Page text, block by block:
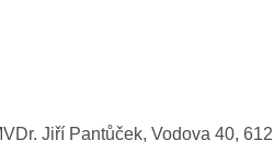
Jiří Pantůček, Vodova 40,